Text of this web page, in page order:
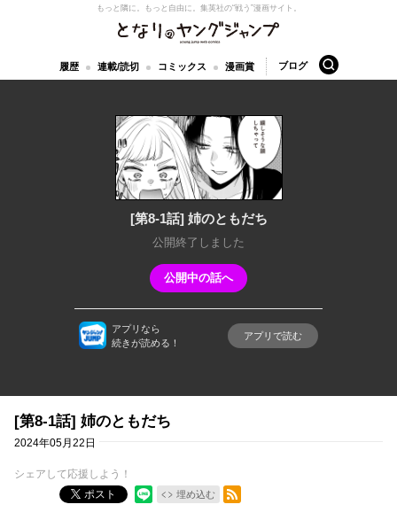
となりのヤングジャンプ
もっと隣に。もっと自由に。 集英社の“戦う”漫画サイト。
履歴 連載/読切 コミックス 漫画賞 ブログ 検索
[第8-1話] 姉のともだち
公開終了しました
公開中の話へ
アプリなら
続きが読める！
アプリで読む
[第8-1話] 姉のともだち
2024年05月22日
シェアして応援しよう！
ポスト
埋め込む
RSSフィード